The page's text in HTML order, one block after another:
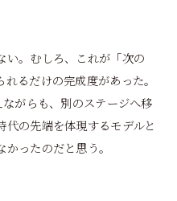
い。むしろ、これが「次の
るだけの完成度があった。
がらも、別のステージへ移
の先端を体現するモデルと
ったのだと思う。